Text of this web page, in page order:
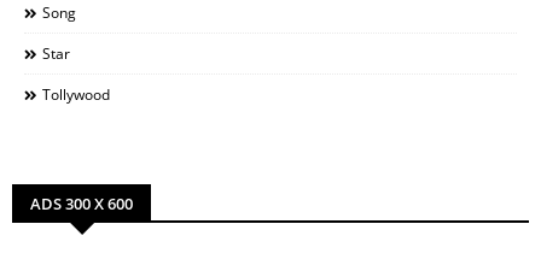
Song
Star
Tollywood
ADS 300 X 600